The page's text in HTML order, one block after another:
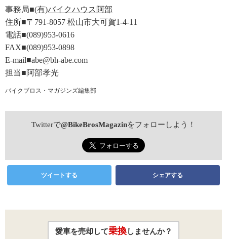
事務局■(有)バイクハウス阿部
住所■〒791-8057 松山市大可賀1-4-11
電話■(089)953-0616
FAX■(089)953-0898
E-mail■abe@bh-abe.com
担当■阿部孝光
バイクブロス・マガジンズ編集部
Twitterで@BikeBrosMagazinをフォローしよう！
ツイートする シェアする
愛車を売却して乗換しませんか？